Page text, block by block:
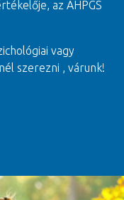
az AHPGS
vagy
szerezni , várunk!